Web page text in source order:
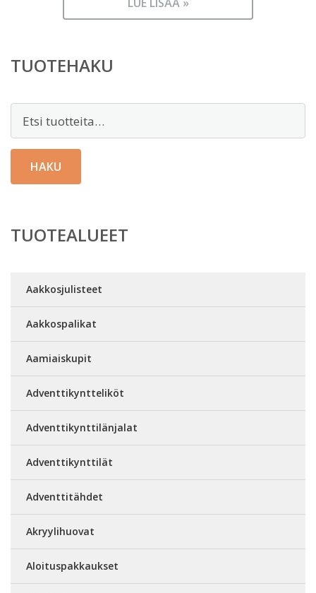
TUOTEHAKU
HAKU
TUOTEALUEET
Aakkosjulisteet
Aakkospalikat
Aamiaiskupit
Adventtikyntteliköt
Adventtikynttilänjalat
Adventtikynttilät
Adventtitähdet
Akryylihuovat
Aloituspakkaukset